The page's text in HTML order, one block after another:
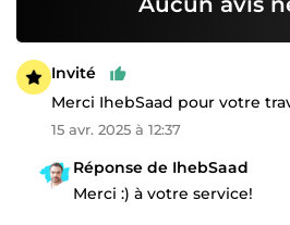
Invité
Merci IhebSaad pour votre
15 avr. 2025 à 12:37
Réponse de IhebSaad
Merci :) à votre service!